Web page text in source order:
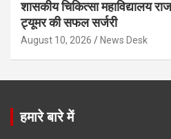
शासकीय चिकित्सा महाविद्यालय
ट्यूमर की सफल सर्जरी
August 10, 2026 News Desk
हमारे बारे में